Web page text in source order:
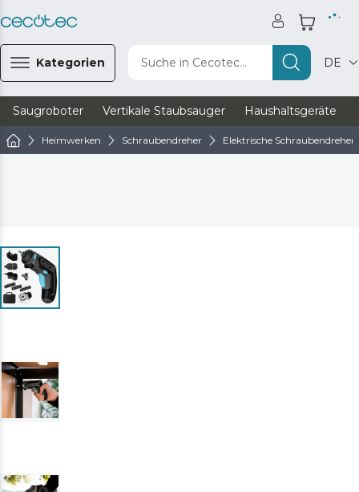
Kategorien Suche in Cecotec... DE
Saugroboter Vertikale Staubsauger Haushaltsgeräte
Heimwerken Schraubendreher Elektrische Schraubendreher